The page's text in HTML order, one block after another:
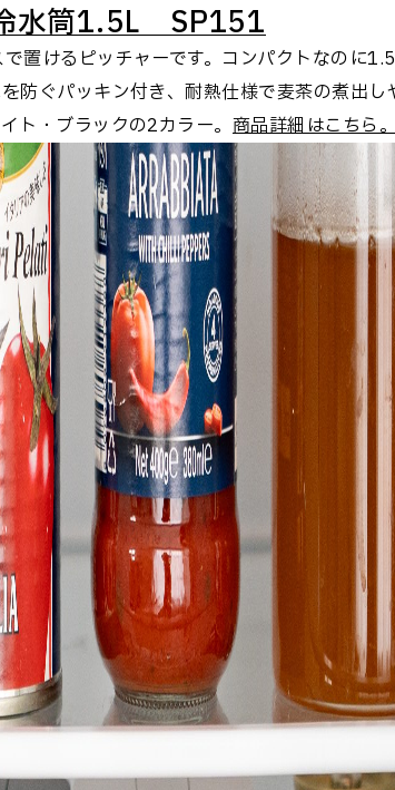
水筒1.5L SP151
置けるピッチャーです。コンパクトなのに
防ぐパッキン付き、耐熱仕様で麦茶の煮出し
ト・ブラックの2カラー。 商品詳細はこちら